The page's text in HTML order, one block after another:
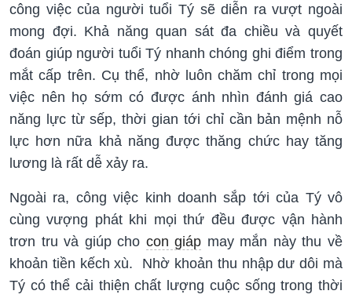
công việc của người tuổi Tý sẽ diễn ra vượt ngoài
mong đợi. Khả năng quan sát đa chiều và quyết
đoán giúp người tuổi Tý nhanh chóng ghi điểm trong
mắt cấp trên. Cụ thể, nhờ luôn chăm chỉ trong mọi
việc nên họ sớm có được ánh nhìn đánh giá cao
năng lực từ sếp, thời gian tới chỉ cần bản mệnh nỗ
lực hơn nữa khả năng được thăng chức hay tăng
lương là rất dễ xảy ra.
Ngoài ra, công việc kinh doanh sắp tới của Tý vô
cùng vượng phát khi mọi thứ đều được vận hành
trơn tru và giúp cho con giáp may mắn này thu về
khoản tiền kếch xù. Nhờ khoản thu nhập dư dôi mà
Tý có thể cải thiện chất lượng cuộc sống trong thời